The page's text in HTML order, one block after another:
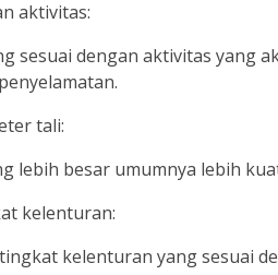
aktivitas:
sesuai dengan aktivitas yang
tali:
lebih besar umumnya lebih
kelenturan:
kelenturan yang sesuai